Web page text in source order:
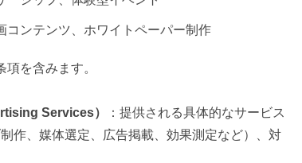
コンテンツ、ホワイトペーパー制作
を含みます。
Services）
：提供される具体的なサービス
作、媒体選定、広告掲載、効果測定など）、対